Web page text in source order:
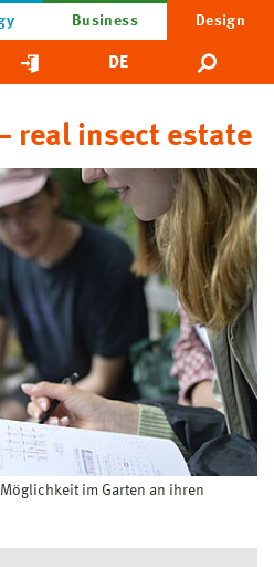
Business Design
DE
real insect estate
im Garten an ihren